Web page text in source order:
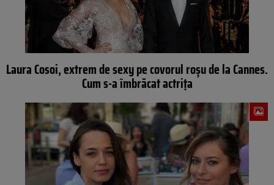
Laura Cosoi, extrem de sexy pe covorul roşu de la Cannes.
Cum s-a îmbrăcat actriţa